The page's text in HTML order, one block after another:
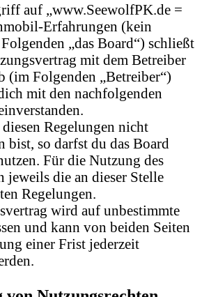
auf „www.SeewolfPK.de =
Erfahrungen (kein
„das Board“) schließt
mit dem Betreiber
(im Folgenden „Betreiber“)
mit den nachfolgenden
Regelungen nicht
bist, so darfst du das Board
Für die Nutzung des
jeweils die an dieser Stelle
Regelungen.
wird auf unbestimmte
und kann von beiden Seiten
einer Frist jederzeit